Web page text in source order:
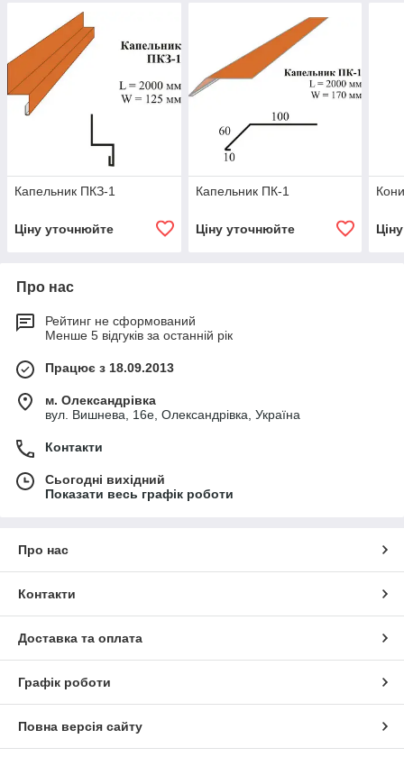
Капельник ПКЗ-1
Ціну уточнюйте
Капельник ПК-1
Ціну уточнюйте
Про нас
Рейтинг не сформований
Менше 5 відгуків за останній рік
Працює з 18.09.2013
м. Олександрівка
вул. Вишнева, 16е, Олександрівка, Україна
Контакти
Сьогодні вихідний
Показати весь графік роботи
Про нас
Контакти
Доставка та оплата
Графік роботи
Повна версія сайту